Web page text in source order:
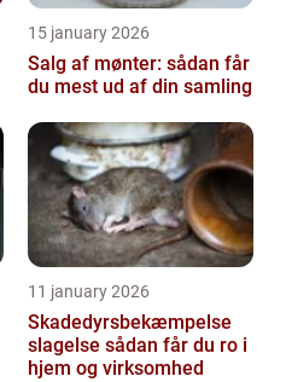
15 january 2026
Salg af mønter: sådan får
du mest ud af din samling
11 january 2026
Skadedyrsbekæmpelse
slagelse sådan får du ro i
hjem og virksomhed